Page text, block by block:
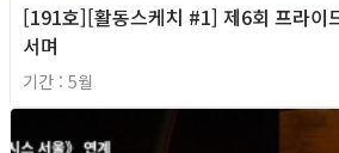
[191호][활동스케치 #1] 제6회 프라이
서며
기간 : 5월